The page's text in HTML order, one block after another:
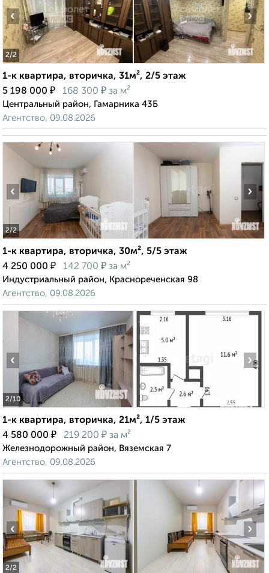
2/2
‹ ›
1-к квартира, вторичка, 31м², 2/5 этаж
5 198 000 ₽ 168 300 ₽ за м²
Центральный район, Гамарника 43Б
Агентство, 09.08.2026
2/2
‹ ›
1-к квартира, вторичка, 30м², 5/5 этаж
4 250 000 ₽ 142 700 ₽ за м²
Индустриальный район, Краснореченская 98
Агентство, 09.08.2026
2/10
‹ ›
1-к квартира, вторичка, 21м², 1/5 этаж
4 580 000 ₽ 219 200 ₽ за м²
Железнодорожный район, Вяземская 7
Агентство, 09.08.2026
2/2
‹ ›